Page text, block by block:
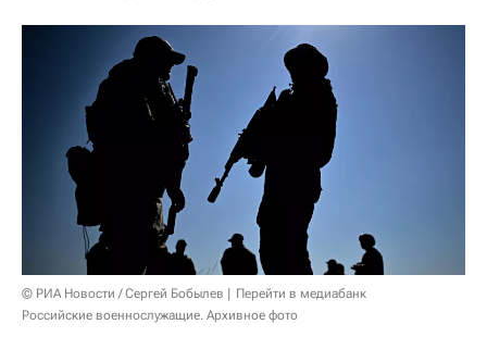
© РИА Новости / Сергей Бобылев
Перейти в медиабанк
Российские военнослужащие. Архивное фото